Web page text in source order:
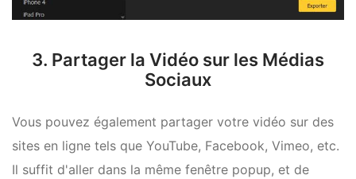
3. Partager la Vidéo sur les Médias
Sociaux
Vous pouvez également partager votre vidéo sur des
sites en ligne tels que YouTube, Facebook, Vimeo, etc.
Il suffit d'aller dans la même fenêtre popup, et de